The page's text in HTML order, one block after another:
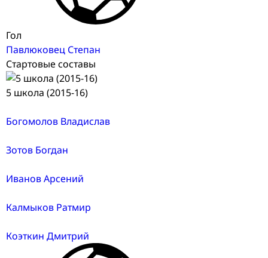
Гол
Павлюковец Степан
Стартовые составы
5 школа (2015-16)
Богомолов Владислав
Зотов Богдан
Иванов Арсений
Калмыков Ратмир
Коэткин Дмитрий